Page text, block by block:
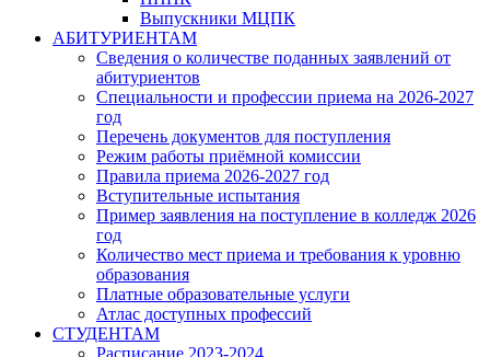
Выпускники МЦПК
АБИТУРИЕНТАМ
Сведения о количестве поданных заявлений от
абитуриентов
Специальности и профессии приема на 2026-2027
год
Перечень документов для поступления
Режим работы приёмной комиссии
Правила приема 2026-2027 год
Вступительные испытания
Пример заявления на поступление в колледж 2026
год
Количество мест приема и требования к уровню
образования
Платные образовательные услуги
Атлас доступных профессий
СТУДЕНТАМ
Расписание 2023-2024